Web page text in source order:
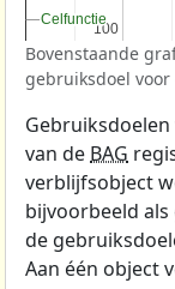
100
100
Celfunctie
Celfunctie
Bovenstaande
gebruiksdoel
van de BAG
verblijfsobject
bijvoorbeeld
de
Aan één object